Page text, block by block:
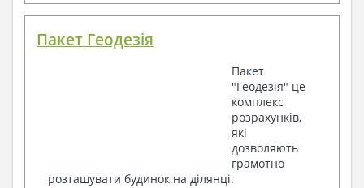
Пакет Геодезія
Пакет
"Геодезія" це
комплекс
розрахунків,
які
дозволяють
грамотно
розташувати будинок на ділянці.